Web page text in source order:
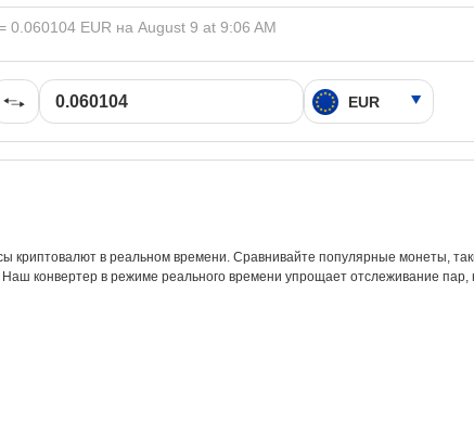
0.060104 EUR на August 9 at 9:06 AM
криптовалют в реальном времени. Сравнивайте популярные монеты,
конвертер в режиме реального времени упрощает отслеживание